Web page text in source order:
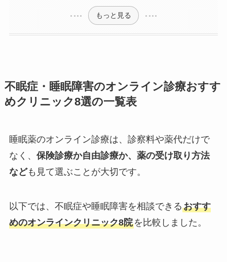
もっと見る
不眠症・睡眠障害のオンライン診療おすす
めクリニック8選の一覧表
睡眠薬のオンライン診療は、診察料や薬代だけで
なく、 保険診療か自由診療か、薬の受け取り方法
なども見て選ぶことが大切です。
以下では、不眠症や睡眠障害を相談できるおすす
めのオンラインクリニック8院を比較しました。